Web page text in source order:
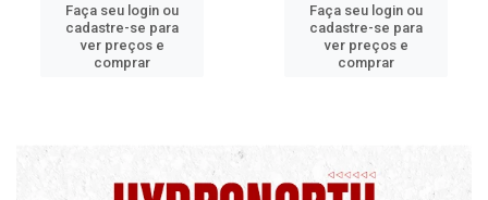
Faça seu login ou
cadastre-se para
ver preços e
comprar
Faça seu login ou
cadastre-se para
ver preços e
comprar